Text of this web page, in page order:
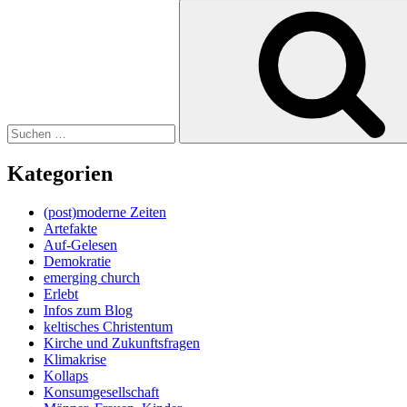
Kategorien
(post)moderne Zeiten
Artefakte
Auf-Gelesen
Demokratie
emerging church
Erlebt
Infos zum Blog
keltisches Christentum
Kirche und Zukunftsfragen
Klimakrise
Kollaps
Konsumgesellschaft